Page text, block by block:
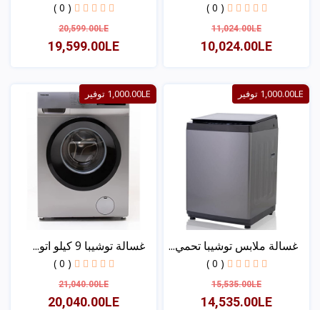
( 0 )
11,024.00LE
10,024.00LE
عرض
( 0 )
20,599.00LE
19,599.00LE
عرض
1,000.00LE توفير
غسالة ملابس توشيبا تحمي...
( 0 )
15,535.00LE
14,535.00LE
1,000.00LE توفير
غسالة توشيبا 9 كيلو اتو...
( 0 )
21,040.00LE
20,040.00LE